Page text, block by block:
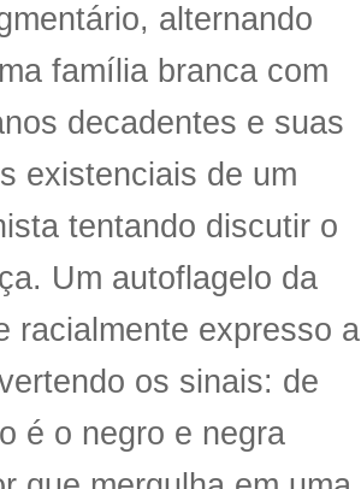
alternando
família branca com
decadentes e suas
existenciais de um
tentando discutir o
Um autoflagelo da
racialmente expresso a
os sinais: de
é o negro e negra